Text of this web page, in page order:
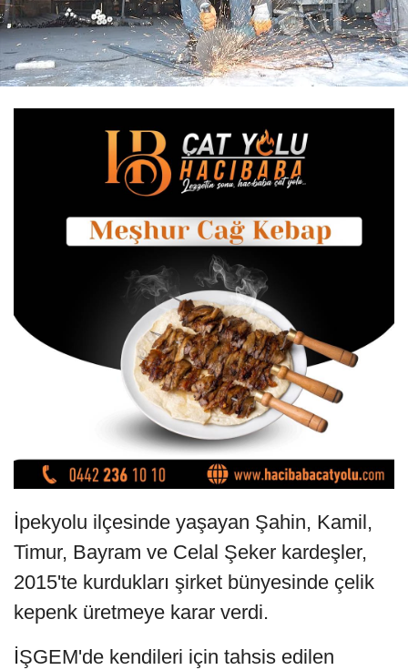
İpekyolu ilçesinde yaşayan Şahin, Kamil,
Timur, Bayram ve Celal Şeker kardeşler,
2015'te kurdukları şirket bünyesinde çelik
kepenk üretmeye karar verdi.
İŞGEM'de kendileri için tahsis edilen